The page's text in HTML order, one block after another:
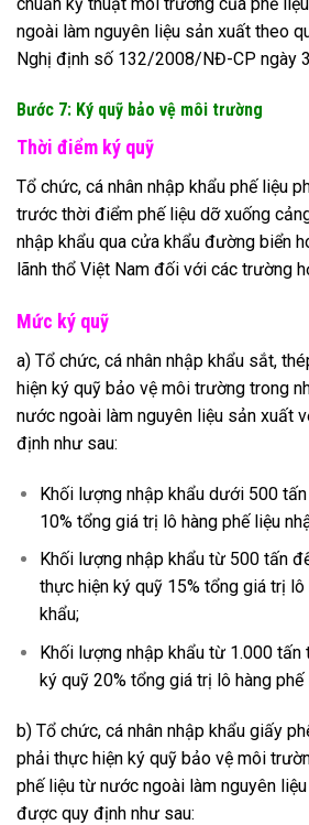
ngoài làm nguyên liệu sản xuất theo
Nghị định số 132/2008/NĐ-CP ngày
Bước 7: Ký quỹ bảo vệ môi trường
Thời điểm ký quỹ
Tổ chức, cá nhân nhập khẩu phế liệu
trước thời điểm phế liệu dỡ xuống
nhập khẩu qua cửa khẩu đường biển
lãnh thổ Việt Nam đối với các trường
Mức ký quỹ
a) Tổ chức, cá nhân nhập khẩu sắt,
hiện ký quỹ bảo vệ môi trường trong
nước ngoài làm nguyên liệu sản xuất
định như sau:
Khối lượng nhập khẩu dưới 500
10% tổng giá trị lô hàng phế liệu
Khối lượng nhập khẩu từ 500 tấn
thực hiện ký quỹ 15% tổng giá trị lô
khẩu;
Khối lượng nhập khẩu từ 1.000 tấn
ký quỹ 20% tổng giá trị lô hàng phế
b) Tổ chức, cá nhân nhập khẩu giấy
phải thực hiện ký quỹ bảo vệ môi
phế liệu từ nước ngoài làm nguyên
được quy định như sau: